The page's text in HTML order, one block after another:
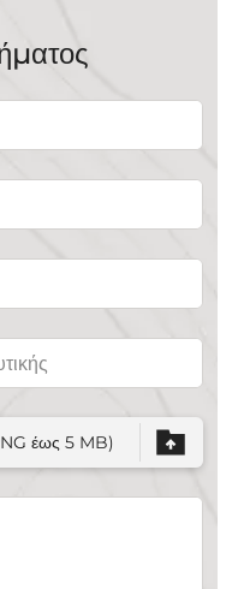
έως 5 MB)